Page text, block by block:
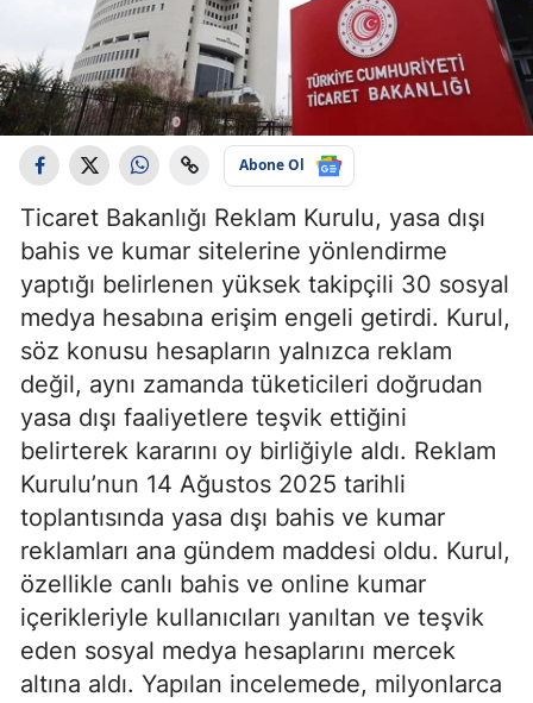
Abone Ol
Ticaret Bakanlığı Reklam Kurulu, yasa dışı
bahis ve kumar sitelerine yönlendirme
yaptığı belirlenen yüksek takipçili 30 sosyal
medya hesabına erişim engeli getirdi. Kurul,
söz konusu hesapların yalnızca reklam
değil, aynı zamanda tüketicileri doğrudan
yasa dışı faaliyetlere teşvik ettiğini
belirterek kararını oy birliğiyle aldı. Reklam
Kurulu’nun 14 Ağustos 2025 tarihli
toplantısında yasa dışı bahis ve kumar
reklamları ana gündem maddesi oldu. Kurul,
özellikle canlı bahis ve online kumar
içerikleriyle kullanıcıları yanıltan ve teşvik
eden sosyal medya hesaplarını mercek
altına aldı. Yapılan incelemede, milyonlarca